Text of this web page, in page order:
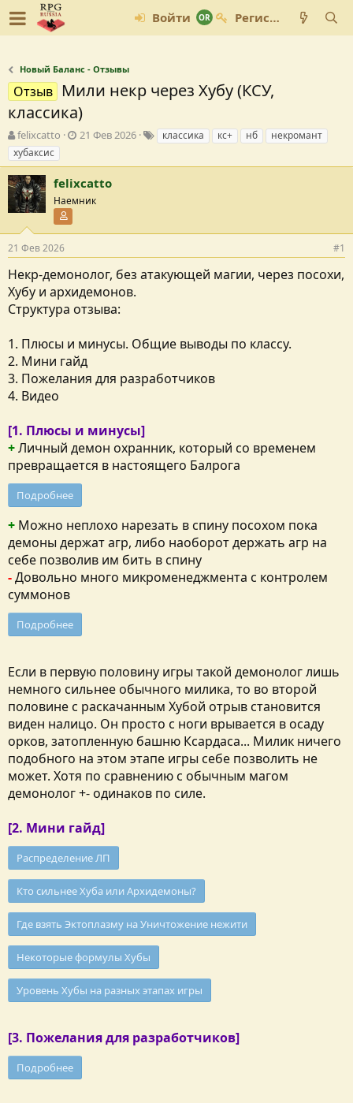
Войти Регистрация
Новый Баланс - Отзывы
Отзыв
Мили некр через Хубу (КСУ,
классика)
А
в
т
о
р
т
м
ы
felixcatto
Д
с
о
д
н
и
я
21 Фев 2026
Тклассика кс+ нб
некромант
хубаксис
felixcatto
Наемник
21 Фев 2026 #1
Некр-демонолог, без атакующей магии, через посохи,
Хубу и архидемонов.
Структура отзыва:
1. Плюсы и минусы. Общие выводы по классу.
2. Мини гайд
3. Пожелания для разработчиков
4. Видео
[1. Плюсы и минусы]
+Личный демон охранник, который со временем
превращается в настоящего Балрога
Подробнее
+ Можно неплохо нарезать в спину посохом пока
демоны держат агр, либо наоборот держать агр на
себе позволив им бить в спину
-Довольно много микроменеджмента с контролем
суммонов
Подробнее
Если в первую половину игры такой демонолог лишь
немного сильнее обычного милика, то во второй
половине с раскачанным Хубой отрыв становится
виден налицо. Он просто с ноги врывается в осаду
орков, затопленную башню Ксардаса... Милик ничего
подобного на этом этапе игры себе позволить не
может. Хотя по сравнению с обычным магом
демонолог +- одинаков по силе.
[2. Мини гайд]
Распределение ЛП
Кто сильнее Хуба или Архидемоны?
Где взять Эктоплазму на Уничтожение нежити
Некоторые формулы Хубы
Уровень Хубы на разных этапах игры
[3. Пожелания для разработчиков]
Подробнее